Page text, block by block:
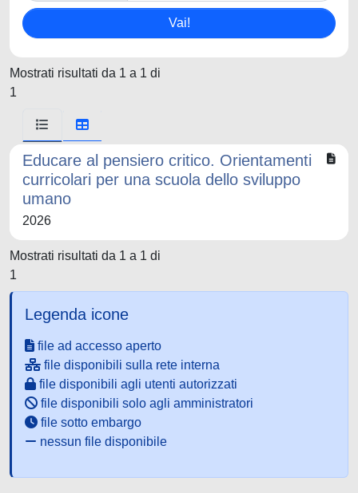
Mostrati risultati da 1 a 1 di
1
Educare al pensiero critico. Orientamenti
curricolari per una scuola dello sviluppo
umano
2026
Mostrati risultati da 1 a 1 di
1
Legenda icone
file ad accesso aperto
file disponibili sulla rete interna
file disponibili agli utenti autorizzati
file disponibili solo agli amministratori
file sotto embargo
nessun file disponibile